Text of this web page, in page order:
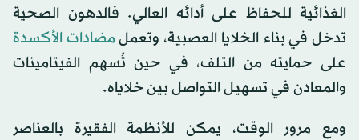
الغذائية للحفاظ على أدائه العالي. فالدهون الصحية
تدخل في بناء الخلايا العصبية، وتعملمضادات الأكسدة
على حمايته من التلف، في حين تُسهم الفيتامينات
والمعادن في تسهيل التواصل بين خلاياه.
ومع مرور الوقت، يمكن للأنظمة الفقيرة بالعناصر